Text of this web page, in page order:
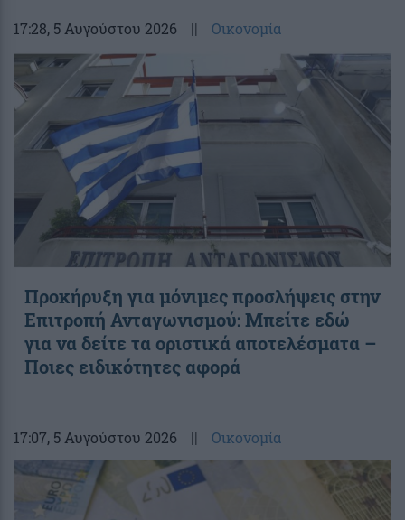
17:28, 5 Αυγούστου 2026 || Οικονομία
Προκήρυξη για μόνιμες προσλήψεις στην
Επιτροπή Ανταγωνισμού: Μπείτε εδώ
για να δείτε τα οριστικά αποτελέσματα –
Ποιες ειδικότητες αφορά
17:07, 5 Αυγούστου 2026 || Οικονομία